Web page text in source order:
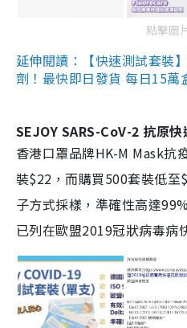
點擊圖
延伸閱讀：【快速測試套裝
劑！最快即日發貨 每日15萬
SEJOY SARS-CoV-2 抗原快
香港口罩品牌HK-M Mask抗
裝$22，而購買500套裝低
子方式採樣，準確性高達
已列在歐盟2019冠狀病毒病